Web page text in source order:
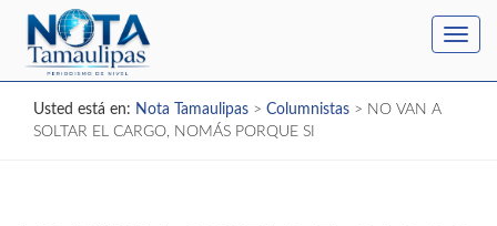
Usted está en: Nota Tamaulipas > Columnistas > NO VAN A
SOLTAR EL CARGO, NOMÁS PORQUE SI